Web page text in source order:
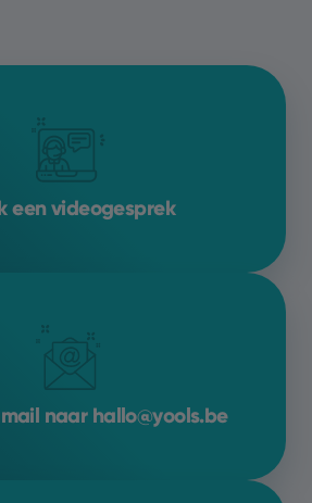
een videogesprek
naar hallo@yools.be